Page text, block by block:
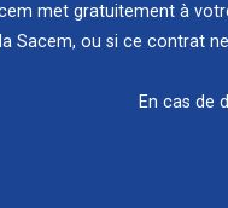
met gratuitement à
Sacem, ou si ce contrat
En cas de